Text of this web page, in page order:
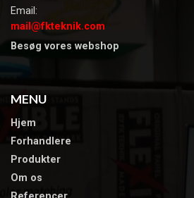
Email:
mail@fkteknik.com
Besøg vores webshop
MENU
Hjem
Forhandlere
Produkter
Om os